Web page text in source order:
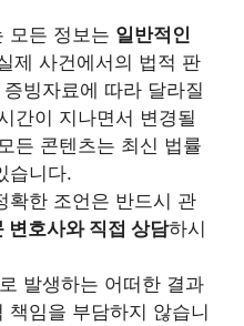
모든 정보는 일반적인
제 사건에서의 법적 판
빙자료에 따라 달라질
간이 지나면서 변경될
든 콘텐츠는 최신 법률
습니다.
확한 조언은 반드시 관
변호사와 직접 상담하시
발생하는 어떠한 결과
책임을 부담하지 않습니